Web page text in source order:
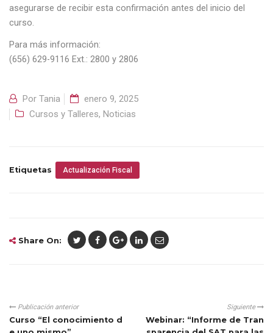
asegurarse de recibir esta confirmación antes del inicio del
curso.
Para más información:
(656) 629-9116 Ext.: 2800 y 2806
Por Tania
enero 9, 2025
Cursos y Talleres, Noticias
Etiquetas Actualización Fiscal
Share On:
Publicación anterior
Curso “El conocimiento d
Siguiente
Webinar: “Informe de Tran